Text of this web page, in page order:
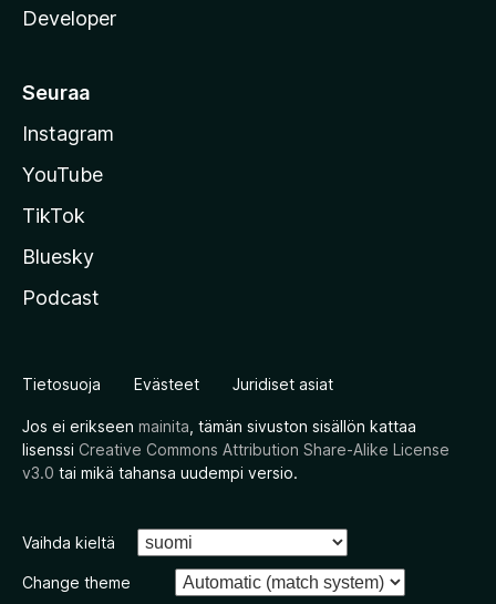
Developer
Seuraa
Instagram
YouTube
TikTok
Bluesky
Podcast
Tietosuoja Evästeet Juridiset asiat
Jos ei erikseen mainita , tämän sivuston sisällön kattaa
lisenssi Creative Commons Attribution Share-Alike License
v3.0 tai mikä tahansa uudempi versio.
Vaihda kieltä
Change theme